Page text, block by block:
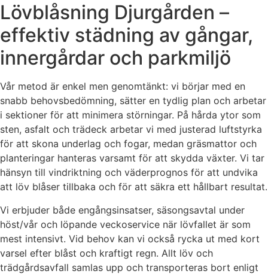
Lövblåsning Djurgården –
effektiv städning av gångar,
innergårdar och parkmiljö
Vår metod är enkel men genomtänkt: vi börjar med en
snabb behovsbedömning, sätter en tydlig plan och arbetar
i sektioner för att minimera störningar. På hårda ytor som
sten, asfalt och trädeck arbetar vi med justerad luftstyrka
för att skona underlag och fogar, medan gräsmattor och
planteringar hanteras varsamt för att skydda växter. Vi tar
hänsyn till vindriktning och väderprognos för att undvika
att löv blåser tillbaka och för att säkra ett hållbart resultat.
Vi erbjuder både engångsinsatser, säsongsavtal under
höst/vår och löpande veckoservice när lövfallet är som
mest intensivt. Vid behov kan vi också rycka ut med kort
varsel efter blåst och kraftigt regn. Allt löv och
trädgårdsavfall samlas upp och transporteras bort enligt